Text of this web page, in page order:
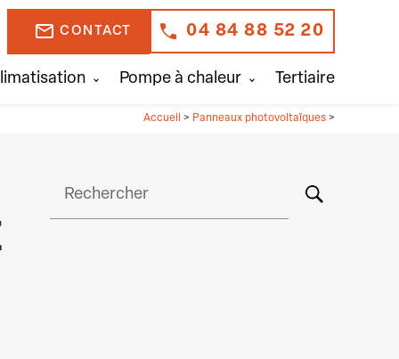
mail_outline CONTACT 04 84 88 52 20
Pompe à chaleur Tertiaire
Accueil > Panneaux photovoltaïques >
Rechercher